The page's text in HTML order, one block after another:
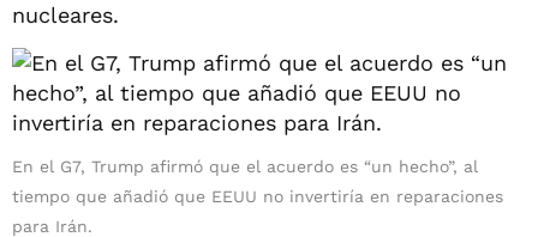
nucleares.
En el G7, Trump afirmó que el acuerdo es “un hecho”, al
tiempo que añadió que EEUU no invertiría en reparaciones
para Irán.